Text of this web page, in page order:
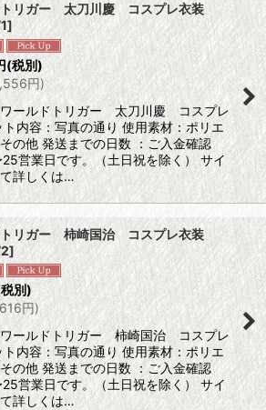
絞り込む
トリガー 太刀川慶 コスプレ衣装
]
(税別)
円)
ワールドトリガー 太刀川慶 コスプレ
内容：写真の通り 使用素材：ポリエ
の他 発送までの日数 ：ご入金確認
営業日です。（土日祝を除く） サイ
詳しくは…
トリガー 柿崎国治 コスプレ衣装
]
別)
円)
ワールドトリガー 柿崎国治 コスプレ
内容：写真の通り 使用素材：ポリエ
の他 発送までの日数 ：ご入金確認
営業日です。（土日祝を除く） サイ
詳しくは…